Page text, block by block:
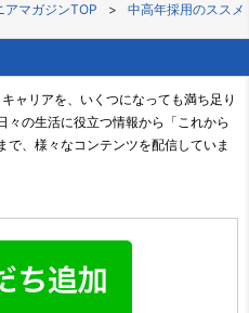
アマガジンTOP 中高年採用のススメ
ャリアを、いくつになっても満ち足り
の生活に役立つ情報から「これから
、様々なコンテンツを配信していま